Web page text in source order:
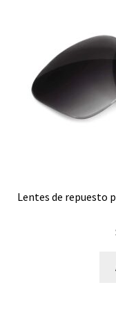
Lentes de repuesto